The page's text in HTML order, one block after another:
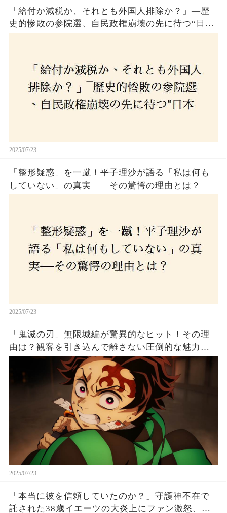
「給付か減税か、それとも外国人排除か？」―歴
史的惨敗の参院選、自民政権崩壊の先に待つ“日本
2025/07/23
「整形疑惑」を一蹴！平子理沙が語る「私は何も
していない」の真実——その驚愕の理由とは？
2025/07/23
「鬼滅の刃」無限城編が驚異的なヒット！その理
由は？観客を引き込んで離さない圧倒的な魅力と
2025/07/23
「本当に彼を信頼していたのか？」守護神不在で
託された38歳イエーツの大炎上にファン激怒、ド